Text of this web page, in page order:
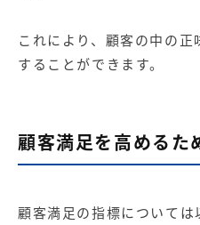
これにより、顧客の中の
することができます。
顧客満足を高めるた
顧客満足の指標について